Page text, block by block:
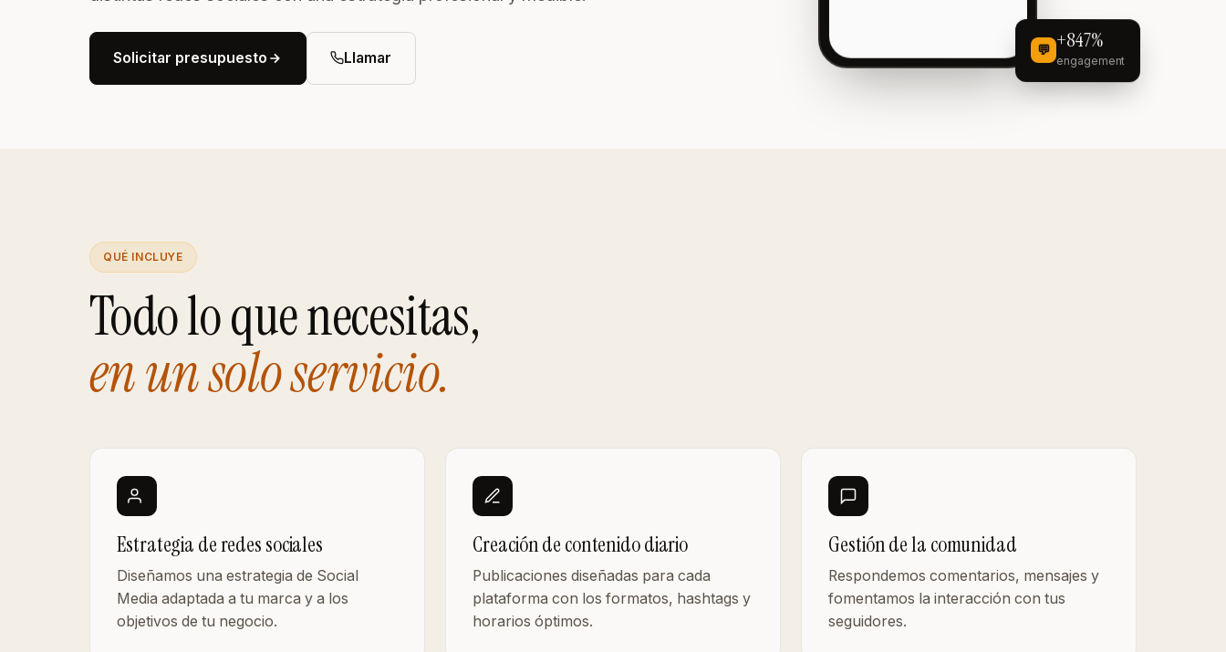
móvil
Solicitar presupuesto Llamar
💬 +847%
engagement
QUÉ INCLUYE
Todo lo que necesitas,
en un solo servicio.
Estrategia de redes sociales
Diseñamos una estrategia de Social
Media adaptada a tu marca y a los
objetivos de tu negocio.
Creación de contenido diario
Publicaciones diseñadas para cada
plataforma con los formatos, hashtags y
horarios óptimos.
Gestión de la comunidad
Respondemos comentarios, mensajes y
fomentamos la interacción con tus
seguidores.